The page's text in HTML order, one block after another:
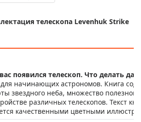
телескопа Levenhuk Strike
появился телескоп. Что делать
начинающих астрономов. Книга
звездного неба, множество
различных телескопов. Текст
качественными цветными